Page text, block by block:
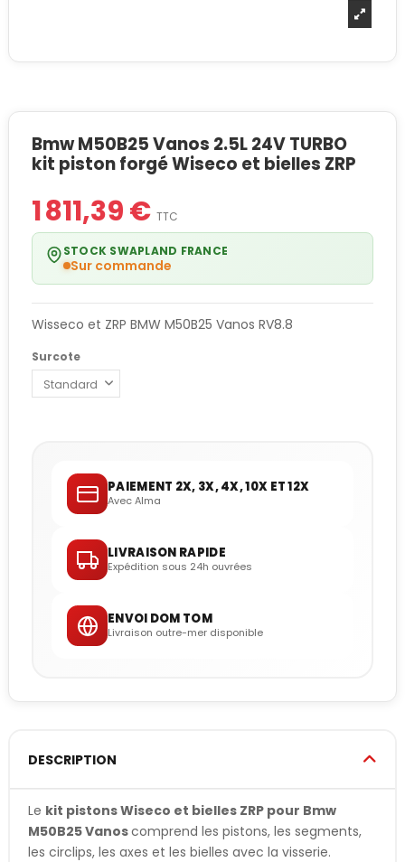
Bmw M50B25 Vanos 2.5L 24V TURBO
kit piston forgé Wiseco et bielles ZRP
1 811,39 € TTC
STOCK SWAPLAND FRANCE
Sur commande
Wisseco et ZRP BMW M50B25 Vanos RV8.8
Surcote
PAIEMENT 2X, 3X, 4X, 10X ET 12X
Avec Alma
LIVRAISON RAPIDE
Expédition sous 24h ouvrées
ENVOI DOM TOM
Livraison outre-mer disponible
DESCRIPTION
Le kit pistons Wiseco et bielles ZRP pour Bmw
M50B25 Vanoscomprend les pistons, les segments,
les circlips, les axes et les bielles avec la visserie.